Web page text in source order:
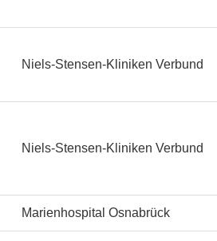
Niels-Stensen-Kliniken Verbund
Niels-Stensen-Kliniken Verbund
Marienhospital Osnabrück